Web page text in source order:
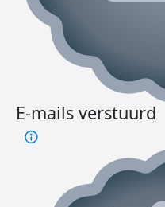
E-mails verstuurd